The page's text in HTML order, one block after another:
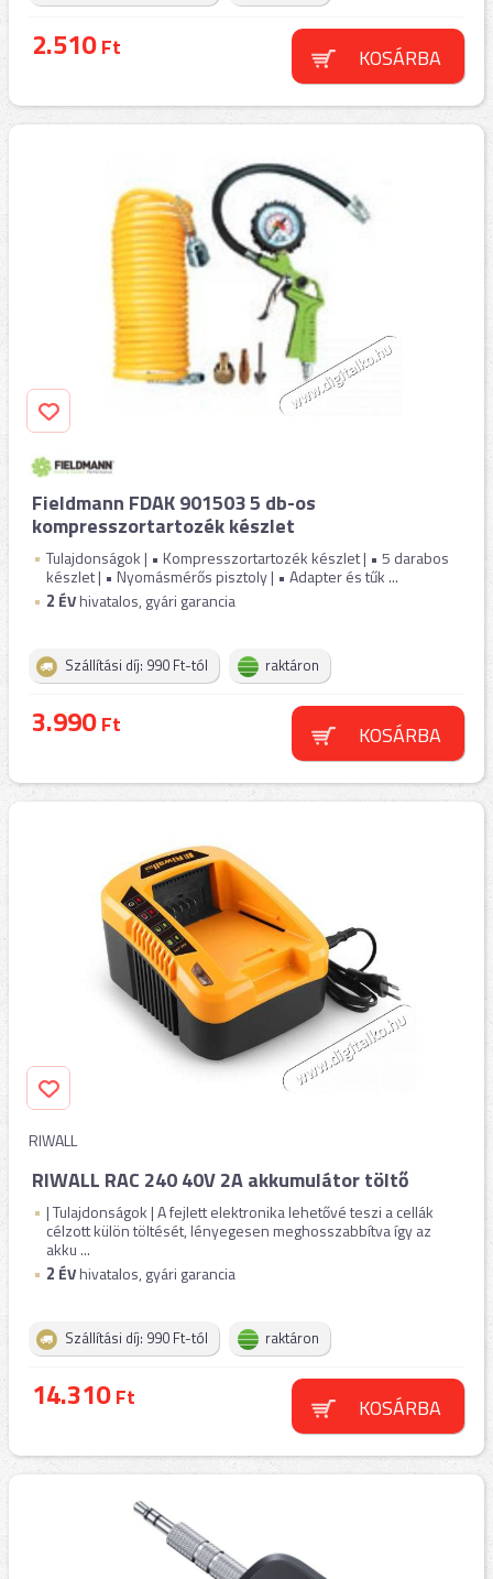
2.510Ft KOSÁRBA
Fieldmann FDAK 901503 5 db-os
kompresszortartozék készlet
Tulajdonságok | • Kompresszortartozék készlet | • 5 darabos
készlet | • Nyomásmérős pisztoly | • Adapter és tűk ...
2 ÉVhivatalos, gyári garancia
Szállítási díj: 990 Ft-tól raktáron
3.990Ft KOSÁRBA
RIWALL
RIWALL RAC 240 40V 2A akkumulátor töltő
| Tulajdonságok | A fejlett elektronika lehetővé teszi a cellák
célzott külön töltését, lényegesen meghosszabbítva így az
akku ...
2 ÉVhivatalos, gyári garancia
Szállítási díj: 990 Ft-tól raktáron
14.310Ft KOSÁRBA